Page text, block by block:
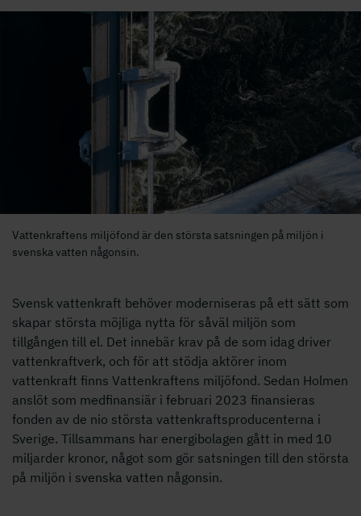
Vattenkraftens miljöfond är den största satsningen på miljön i
svenska vatten någonsin.
Svensk vattenkraft behöver moderniseras på ett sätt som
skapar största möjliga nytta för såväl miljön som
tillgången till el. Det innebär krav på de som idag driver
vattenkraftverk, och för att stödja aktörer inom
vattenkraft finns Vattenkraftens miljöfond. Sedan Holmen
anslöt som medfinansiär i februari 2023 finansieras
fonden av de nio största vattenkraftsproducenterna i
Sverige. Tillsammans har energibolagen gått in med 10
miljarder kronor, något som gör satsningen till den största
på miljön i svenska vatten någonsin.